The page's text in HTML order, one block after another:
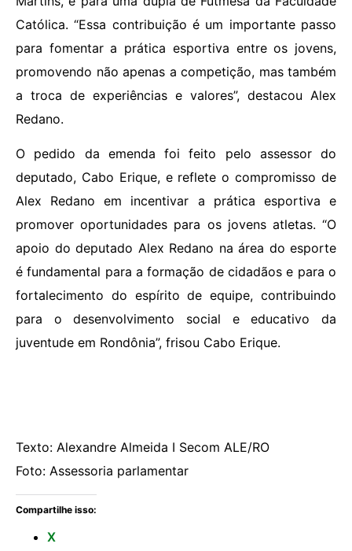
Católica. “Essa contribuição é um importante passo
para fomentar a prática esportiva entre os jovens,
promovendo não apenas a competição, mas também
a troca de experiências e valores”, destacou Alex
Redano.
O pedido da emenda foi feito pelo assessor do
deputado, Cabo Erique, e reflete o compromisso de
Alex Redano em incentivar a prática esportiva e
promover oportunidades para os jovens atletas. “O
apoio do deputado Alex Redano na área do esporte
é fundamental para a formação de cidadãos e para o
fortalecimento do espírito de equipe, contribuindo
para o desenvolvimento social e educativo da
juventude em Rondônia”, frisou Cabo Erique.
Texto: Alexandre Almeida I Secom ALE/RO
Foto: Assessoria parlamentar
Compartilhe isso:
X